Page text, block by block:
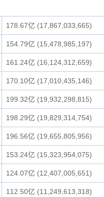
178.67亿 (17,867,033,665)
154.79亿 (15,478,985,197)
161.24亿 (16,124,312,659)
170.10亿 (17,010,435,146)
199.32亿 (19,932,298,815)
198.29亿 (19,829,314,754)
196.56亿 (19,655,805,956)
153.24亿 (15,323,954,075)
124.07亿 (12,407,005,651)
112.50亿 (11,249,613,318)